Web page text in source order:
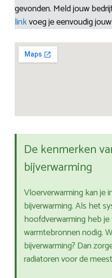
gevonden. Meld jouw
linkvoeg je eenvoudig
De kenmerken
bijverwarming
Vloerverwarming kan je
bijverwarming. Als het
hoofdverwarming heb je
warmtebronnen nodig.
bijverwarming? Dan
radiatoren voor de